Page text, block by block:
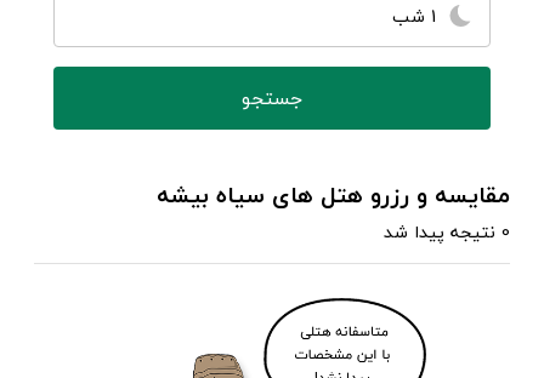
1 شب
مقایسه و رزرو هتل های سیاه بیشه
0 نتیجه پیدا شد